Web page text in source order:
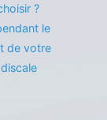
?
le
de votre